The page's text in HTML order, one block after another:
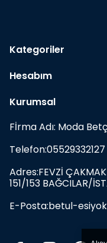
Kategoriler
Hesabım
Kurumsal
Fİrma Adı: Moda
Telefon:05529332127
Adres:FEVZİ
151/153 BAĞCILAR/
E-Posta:betul-